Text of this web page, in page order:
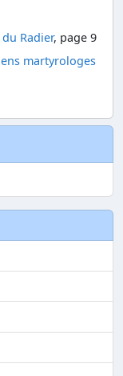
Radier, page 9
martyrologes